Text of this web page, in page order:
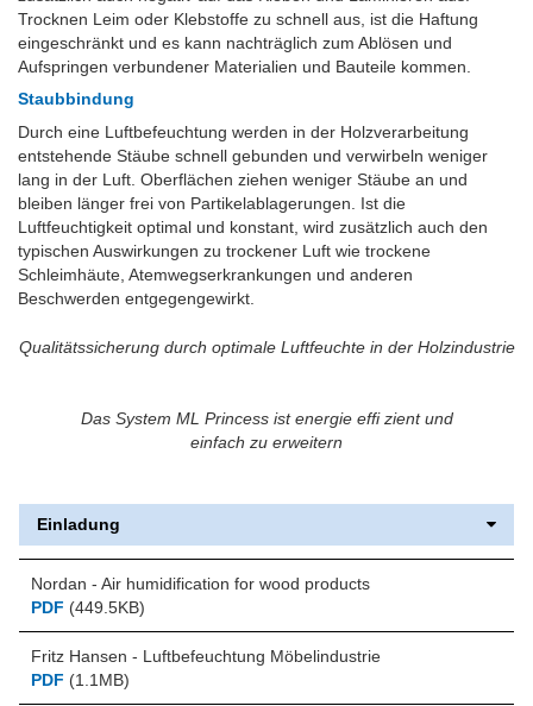
Trocknen Leim oder Klebstoffe zu schnell aus, ist die Haftung
eingeschränkt und es kann nachträglich zum Ablösen und
Aufspringen verbundener Materialien und Bauteile kommen.
Staubbindung
Durch eine Luftbefeuchtung werden in der Holzverarbeitung
entstehende Stäube schnell gebunden und verwirbeln weniger
lang in der Luft. Oberflächen ziehen weniger Stäube an und
bleiben länger frei von Partikelablagerungen. Ist die
Luftfeuchtigkeit optimal und konstant, wird zusätzlich auch den
typischen Auswirkungen zu trockener Luft wie trockene
Schleimhäute, Atemwegserkrankungen und anderen
Beschwerden entgegengewirkt.
Qualitätssicherung durch optimale Luftfeuchte in der Holzindustrie
Das System ML Princess ist energie effi zient und
einfach zu erweitern
Einladung
Nordan - Air humidification for wood products
PDF (449.5KB)
Fritz Hansen - Luftbefeuchtung Möbelindustrie
PDF (1.1MB)